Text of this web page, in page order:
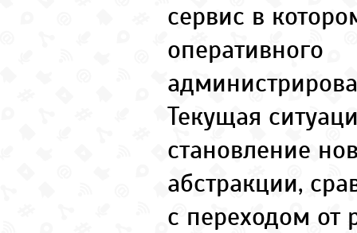
сервис в
оперативного
Текущая
становление
абстракции,
с переходом от